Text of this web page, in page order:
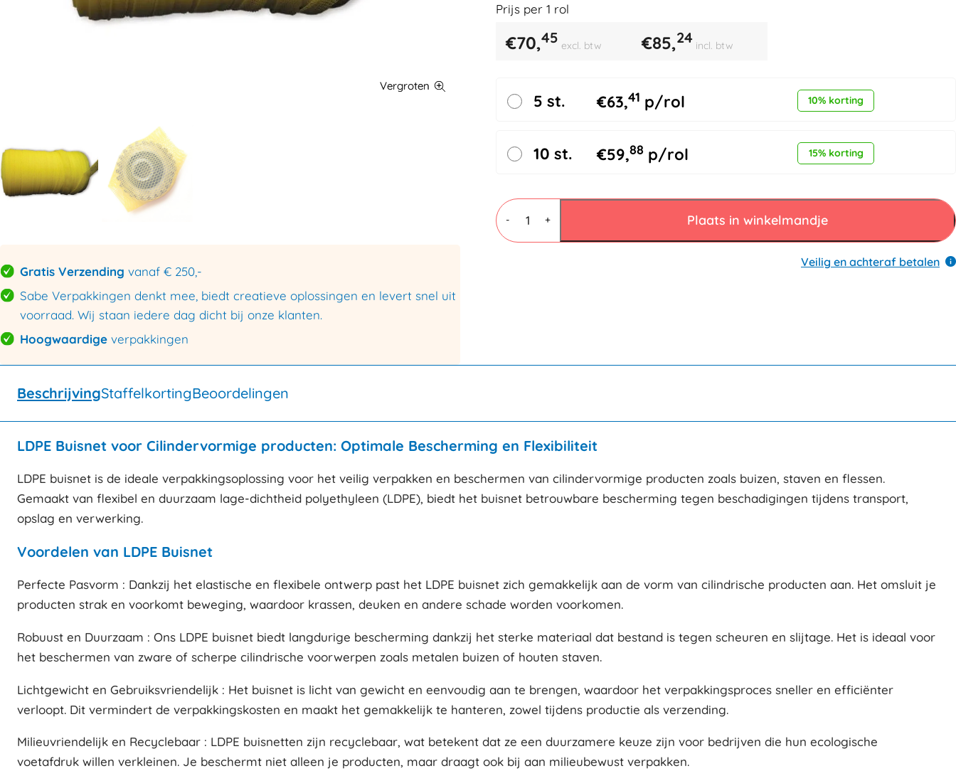
Gratis Verzending vanaf € 250,-
Sabe Verpakkingen denkt mee, biedt creatieve oplossingen en levert snel uit
voorraad. Wij staan iedere dag dicht bij onze klanten.
Hoogwaardige verpakkingen
Prijs per 1 rol
€70,45 excl. btw €85,24 incl. btw
5 st. €63,41 p/rol 10% korting
10 st. €59,88 p/rol 15% korting
-
Buisnet
50-
100mmx150mtr
+ Plaats in winkelmandje
Veilig en achteraf betalen
BeschrijvingStaffelkortingBeoordelingen
LDPE Buisnet voor Cilindervormige producten: Optimale Bescherming en Flexibiliteit
LDPE buisnet is de ideale verpakkingsoplossing voor het veilig verpakken en beschermen van cilindervormige producten zoals buizen, staven en flessen.
Gemaakt van flexibel en duurzaam lage-dichtheid polyethyleen (LDPE), biedt het buisnet betrouwbare bescherming tegen beschadigingen tijdens transport,
opslag en verwerking.
Voordelen van LDPE Buisnet
Perfecte Pasvorm : Dankzij het elastische en flexibele ontwerp past het LDPE buisnet zich gemakkelijk aan de vorm van cilindrische producten aan. Het omsluit je
producten strak en voorkomt beweging, waardoor krassen, deuken en andere schade worden voorkomen.
Robuust en Duurzaam : Ons LDPE buisnet biedt langdurige bescherming dankzij het sterke materiaal dat bestand is tegen scheuren en slijtage. Het is ideaal voor
het beschermen van zware of scherpe cilindrische voorwerpen zoals metalen buizen of houten staven.
Lichtgewicht en Gebruiksvriendelijk : Het buisnet is licht van gewicht en eenvoudig aan te brengen, waardoor het verpakkingsproces sneller en efficiënter
verloopt. Dit vermindert de verpakkingskosten en maakt het gemakkelijk te hanteren, zowel tijdens productie als verzending.
Milieuvriendelijk en Recyclebaar : LDPE buisnetten zijn recyclebaar, wat betekent dat ze een duurzamere keuze zijn voor bedrijven die hun ecologische
voetafdruk willen verkleinen. Je beschermt niet alleen je producten, maar draagt ook bij aan milieubewust verpakken.